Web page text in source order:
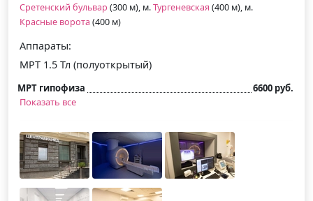
Сретенский бульвар (300 м), м.Тургеневская (400 м), м.
Красные ворота (400 м)
Аппараты:
МРТ 1.5 Тл (полуоткрытый)
МРТ гипофиза
6600 руб.
Показать все